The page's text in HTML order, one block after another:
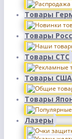
Товары
Товары
Товары СТС
Товары США
Товары
Лазеры